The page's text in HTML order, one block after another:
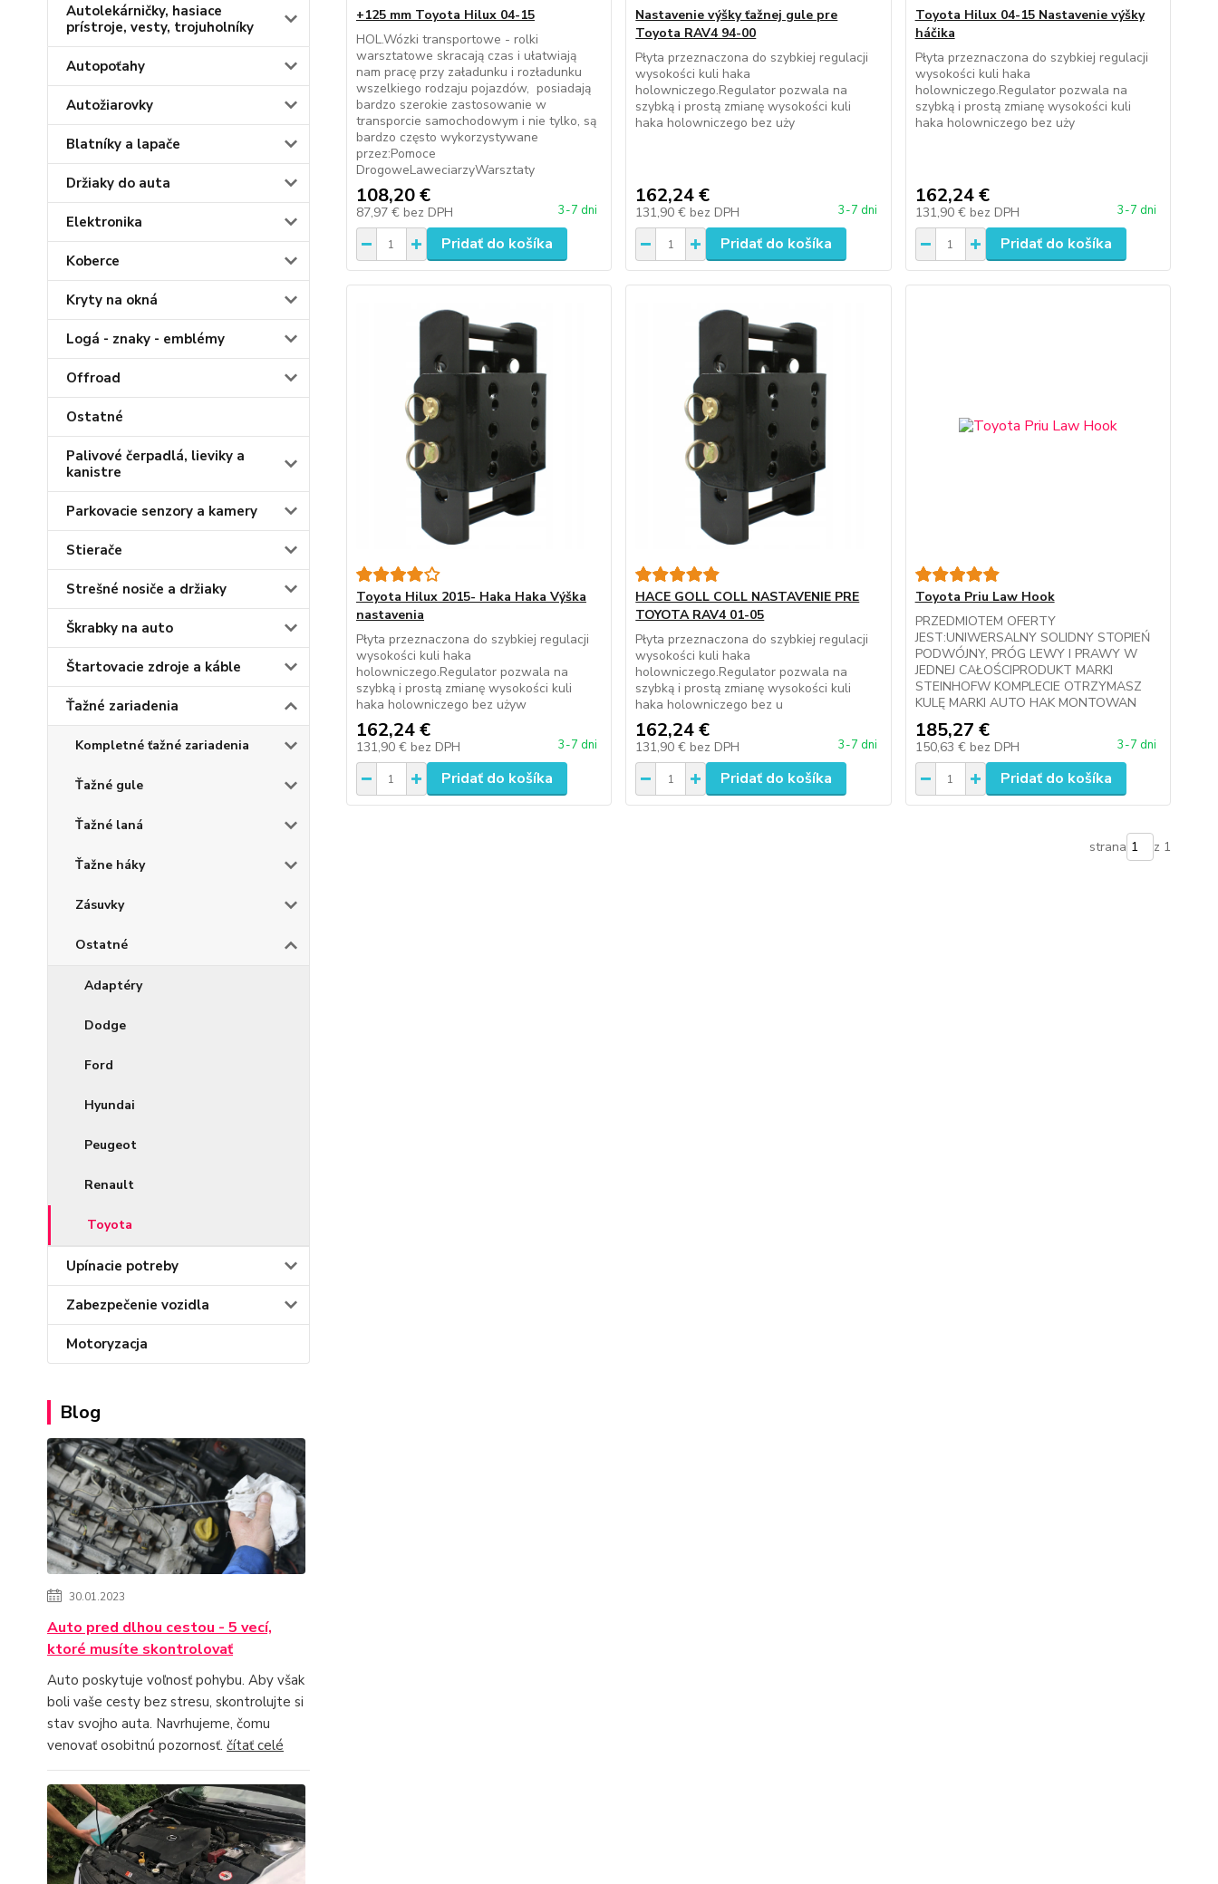
Autolekárničky, hasiace
prístroje, vesty, trojuholníky
Autopoťahy
Autožiarovky
Blatníky a lapače
Držiaky do auta
Elektronika
Koberce
Kryty na okná
Logá - znaky - emblémy
Offroad
Ostatné
Palivové čerpadlá, lieviky a
kanistre
Parkovacie senzory a kamery
Stierače
Strešné nosiče a držiaky
Škrabky na auto
Štartovacie zdroje a káble
Ťažné zariadenia
Kompletné ťažné zariadenia
Ťažné gule
Ťažné laná
Ťažne háky
Zásuvky
Ostatné
Adaptéry
Dodge
Ford
Hyundai
Peugeot
Renault
Toyota
Upínacie potreby
Zabezpečenie vozidla
Motoryzacja
Blog
30.01.2023
Auto pred dlhou cestou - 5 vecí,
ktoré musíte skontrolovať
Auto poskytuje voľnosť pohybu. Aby však
boli vaše cesty bez stresu, skontrolujte si
stav svojho auta. Navrhujeme, čomu
venovať osobitnú pozornosť. čítať celé
+125 mm Toyota Hilux 04-15
HOL.Wózki transportowe - rolki
warsztatowe skracają czas i ułatwiają
nam pracę przy załadunku i rozładunku
wszelkiego rodzaju pojazdów, posiadają
bardzo szerokie zastosowanie w
transporcie samochodowym i nie tylko, są
bardzo często wykorzystywane
przez:Pomoce
DrogoweLaweciarzyWarsztaty
108,20 €
87,97 € bez DPH 3-7 dni
Pridať do košíka
Nastavenie výšky ťažnej gule pre
Toyota RAV4 94-00
Płyta przeznaczona do szybkiej regulacji
wysokości kuli haka
holowniczego.Regulator pozwala na
szybką i prostą zmianę wysokości kuli
haka holowniczego bez uży
162,24 €
131,90 € bez DPH 3-7 dni
Pridať do košíka
Toyota Hilux 04-15 Nastavenie výšky
háčika
Płyta przeznaczona do szybkiej regulacji
wysokości kuli haka
holowniczego.Regulator pozwala na
szybką i prostą zmianę wysokości kuli
haka holowniczego bez uży
162,24 €
131,90 € bez DPH 3-7 dni
Pridať do košíka
Toyota Hilux 2015- Haka Haka Výška
nastavenia
Płyta przeznaczona do szybkiej regulacji
wysokości kuli haka
holowniczego.Regulator pozwala na
szybką i prostą zmianę wysokości kuli
haka holowniczego bez używ
162,24 €
131,90 € bez DPH 3-7 dni
Pridať do košíka
HACE GOLL COLL NASTAVENIE PRE
TOYOTA RAV4 01-05
Płyta przeznaczona do szybkiej regulacji
wysokości kuli haka
holowniczego.Regulator pozwala na
szybką i prostą zmianę wysokości kuli
haka holowniczego bez u
162,24 €
131,90 € bez DPH 3-7 dni
Pridať do košíka
Toyota Priu Law Hook
PRZEDMIOTEM OFERTY
JEST:UNIWERSALNY SOLIDNY STOPIEŃ
PODWÓJNY, PRÓG LEWY I PRAWY W
JEDNEJ CAŁOŚCIPRODUKT MARKI
STEINHOFW KOMPLECIE OTRZYMASZ
KULĘ MARKI AUTO HAK MONTOWAN
185,27 €
150,63 € bez DPH 3-7 dni
Pridať do košíka
strana z 1